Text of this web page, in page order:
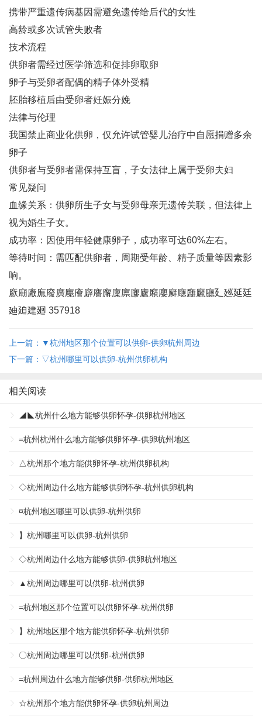
携带严重遗传病基因需避免遗传给后代的女性‌
高龄或多次试管失败者‌
技术流程‌
供卵者需经过医学筛选和促排卵取卵‌
卵子与受卵者配偶的精子体外受精‌
胚胎移植后由受卵者妊娠分娩‌
法律与伦理‌
我国禁止商业化供卵，仅允许试管婴儿治疗中自愿捐赠多余
卵子‌
供卵者与受卵者需保持互盲，子女法律上属于受卵夫妇‌
常见疑问
血缘关系‌：供卵所生子女与受卵母亲无遗传关联，但法律上
视为婚生子女‌。
成功率‌：因使用年轻健康卵子，成功率可达60%左右‌。
等待时间‌：需匹配供卵者，周期受年龄、精子质量等因素影
响‌。
廞廟廠廡廢廣廤廥廦廧廨廩廪廫廬廭廮廯廰廱廲廳廴廵延廷
廸廹建廻 357918
上一篇：▼杭州地区那个位置可以供卵-供卵杭州周边
下一篇：▽杭州哪里可以供卵-杭州供卵机构
相关阅读
◢◣杭州什么地方能够供卵怀孕-供卵杭州地区
=杭州杭州什么地方能够供卵怀孕-供卵杭州地区
△杭州那个地方能供卵怀孕-杭州供卵机构
◇杭州周边什么地方能够供卵怀孕-杭州供卵机构
¤杭州地区哪里可以供卵-杭州供卵
】杭州哪里可以供卵-杭州供卵
◇杭州周边什么地方能够供卵-供卵杭州地区
▲杭州周边哪里可以供卵-杭州供卵
=杭州地区那个位置可以供卵怀孕-杭州供卵
】杭州地区那个地方能供卵怀孕-杭州供卵
〇杭州周边哪里可以供卵-杭州供卵
=杭州周边什么地方能够供卵-供卵杭州地区
☆杭州那个地方能供卵怀孕-供卵杭州周边